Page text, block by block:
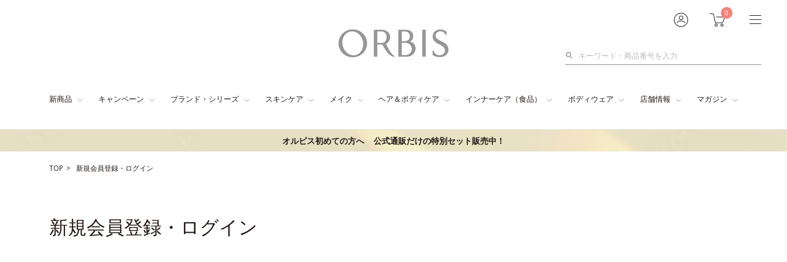
0
検
新商品 キャンペーン ブランド・シリーズ スキンケア メイク ヘア＆ボディケア インナーケア（食品） ボディウェア 店舗情報 マガジン
オルビス初めての方へ 公式通販だけの特別セット販売中！
TOP 新規会員登録・ログイン
新規会員登録・ログイン